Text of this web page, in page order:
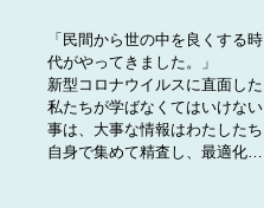
「民間から世の中を良くする時
代がやってきました。」
新型コロナウイルスに直面した
私たちが学ばなくてはいけない
事は、大事な情報はわたしたち
自身で集めて精査し、最適化し